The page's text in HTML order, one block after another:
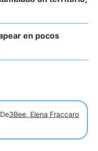
en pocos
De3Bee, Elena Fraccaro